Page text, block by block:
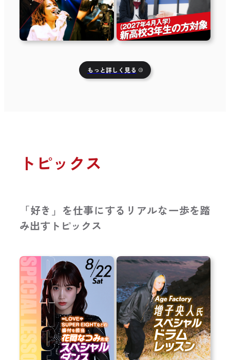
もっと詳しく見る
トピックス
「好き」を仕事にするリアルな一歩を踏
み出すトピックス